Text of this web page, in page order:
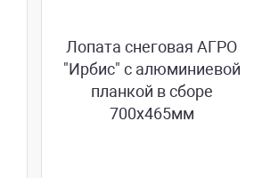
Лопата снеговая АГРО
"Ирбис" с алюминиевой
планкой в сборе
700х465мм